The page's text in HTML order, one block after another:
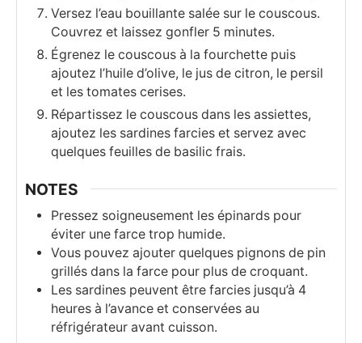
Versez l’eau bouillante salée sur le couscous.
Couvrez et laissez gonfler 5 minutes.
Égrenez le couscous à la fourchette puis
ajoutez l’huile d’olive, le jus de citron, le persil
et les tomates cerises.
Répartissez le couscous dans les assiettes,
ajoutez les sardines farcies et servez avec
quelques feuilles de basilic frais.
NOTES
Pressez soigneusement les épinards pour
éviter une farce trop humide.
Vous pouvez ajouter quelques pignons de pin
grillés dans la farce pour plus de croquant.
Les sardines peuvent être farcies jusqu’à 4
heures à l’avance et conservées au
réfrigérateur avant cuisson.